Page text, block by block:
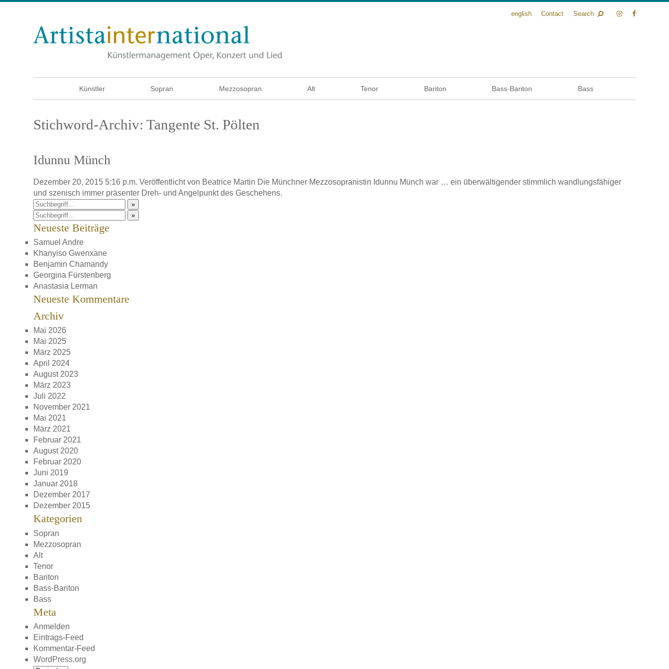
english Contact Search
Künstler Sopran Mezzosopran Alt Tenor Bariton Bass-Bariton Bass
Stichword-Archiv: Tangente St. Pölten
Idunnu Münch
Dezember 20, 2015 5:16 p.m. Veröffentlicht von Beatrice Martin Die Münchner Mezzosopranistin Idunnu Münch war … ein überwältigender stimmlich wandlungsfähiger
und szenisch immer präsenter Dreh- und Angelpunkt des Geschehens.
»
»
Neueste Beiträge
Samuel Andre
Khanyiso Gwenxane
Benjamin Chamandy
Georgina Fürstenberg
Anastasia Lerman
Neueste Kommentare
Archiv
Mai 2026
Mai 2025
März 2025
April 2024
August 2023
März 2023
Juli 2022
November 2021
Mai 2021
März 2021
Februar 2021
August 2020
Februar 2020
Juni 2019
Januar 2018
Dezember 2017
Dezember 2015
Kategorien
Sopran
Mezzosopran
Alt
Tenor
Bariton
Bass-Bariton
Bass
Meta
Anmelden
Eintrags-Feed
Kommentar-Feed
WordPress.org